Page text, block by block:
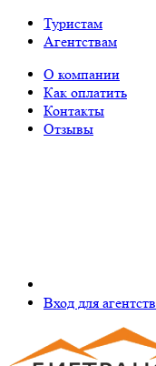
Туристам
Агентствам
О компании
Как оплатить
Контакты
Отзывы
Вход для агентств